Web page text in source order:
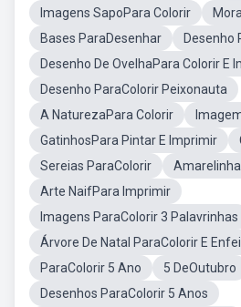
Imagens SapoPara Colorir
Bases ParaDesenhar
Desenho
Desenho De OvelhaPara Colorir E
Desenho ParaColorir Peixonauta
A NaturezaPara Colorir
GatinhosPara Pintar E Imprimir
Sereias ParaColorir
Arte NaifPara Imprimir
Imagens ParaColorir 3 Palavrinhas
Árvore De Natal ParaColorir E
ParaColorir 5 Ano
5 DeOutubro
Desenhos ParaColorir 5 Anos